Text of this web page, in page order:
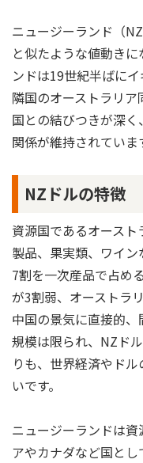
ニュージーランド（
と似たような値動き
ンドは19世紀半ばに
隣国のオーストラリ
国との結びつきが深
関係が維持されていま
NZドルの特徴
資源国であるオース
製品、果実類、ワイ
7割を一次産品で占め
が3割弱、オーストラ
中国の景気に直接的
規模は限られ、NZド
りも、世界経済やド
いです。
ニュージーランドは
アやカナダなど国とし